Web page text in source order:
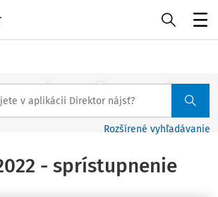
Rozšírené vyhľadávanie
- sprístupnenie